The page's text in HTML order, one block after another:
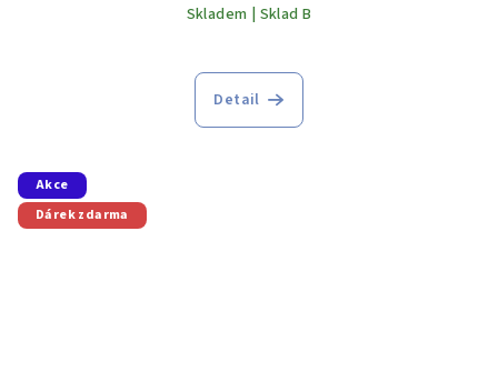
Skladem | Sklad B
Detail
Akce
Dárek zdarma